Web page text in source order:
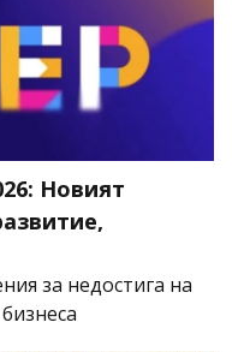
Новият
за недостига на